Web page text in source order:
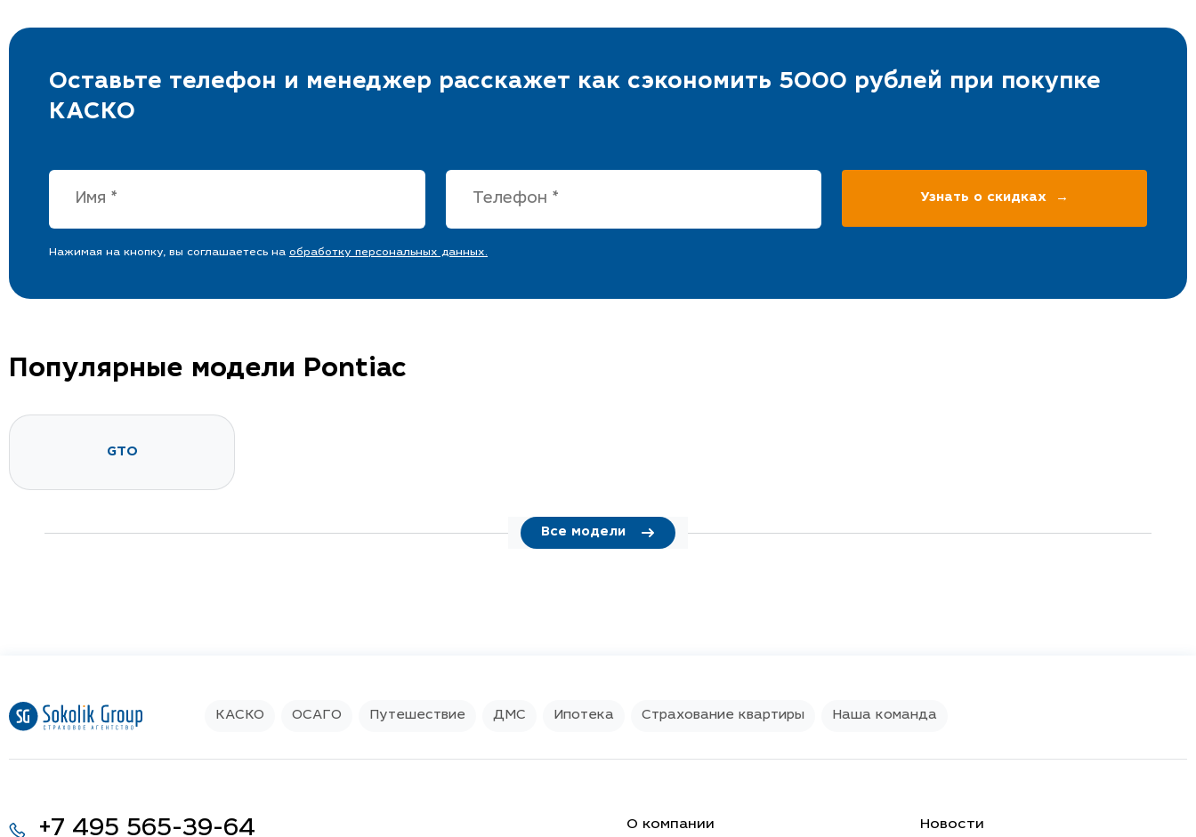
Оставьте телефон и менеджер расскажет как сэкономить 5000 рублей при покупке
КАСКО
Нажимая на кнопку, вы соглашаетесь на обработку персональных данных.
Популярные модели Pontiac
GTO
Все модели
КАСКО ОСАГО Путешествие ДМС Ипотека Страхование квартиры Наша команда
+7 495 565-39-64 О компании Новости